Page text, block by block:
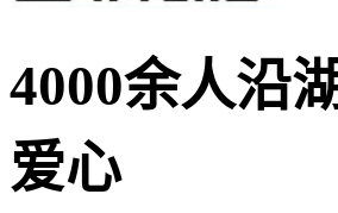
4000余人沿
爱心